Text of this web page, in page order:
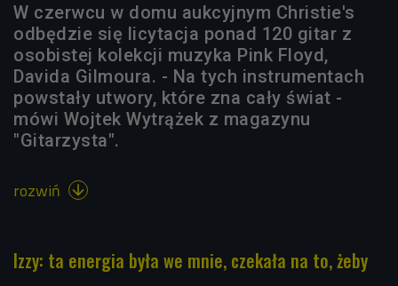
W czerwcu w domu aukcyjnym Christie's
odbędzie się licytacja ponad 120 gitar z
osobistej kolekcji muzyka Pink Floyd,
Davida Gilmoura. - Na tych instrumentach
powstały utwory, które zna cały świat -
mówi Wojtek Wytrążek z magazynu
"Gitarzysta".
rozwiń 
Izzy: ta energia była we mnie, czekała na to, żeby